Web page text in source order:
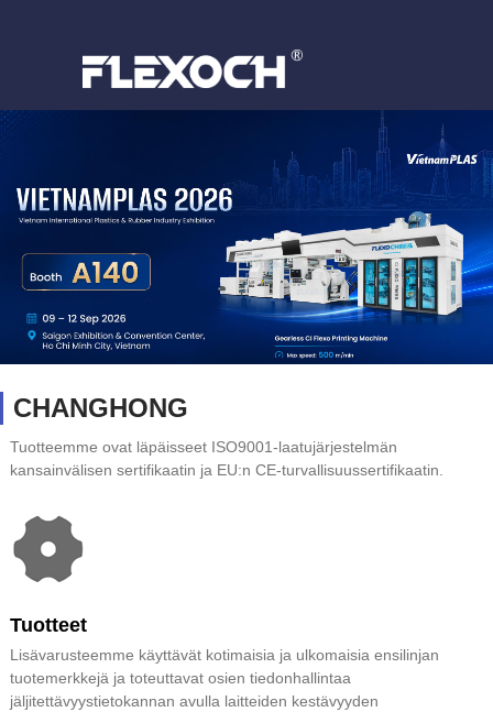
CHANGHONG
Tuotteemme ovat läpäisseet ISO9001-laatujärjestelmän
kansainvälisen sertifikaatin ja EU:n CE-turvallisuussertifikaatin.
Tuotteet
Lisävarusteemme käyttävät kotimaisia ​​ja ulkomaisia ​​ensilinjan
tuotemerkkejä ja toteuttavat osien tiedonhallintaa
jäljitettävyystietokannan avulla laitteiden kestävyyden